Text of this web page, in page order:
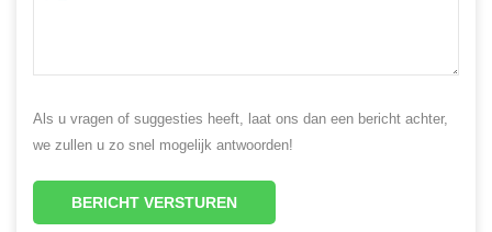
Als u vragen of suggesties heeft, laat ons dan een bericht achter,
we zullen u zo snel mogelijk antwoorden!
BERICHT VERSTUREN